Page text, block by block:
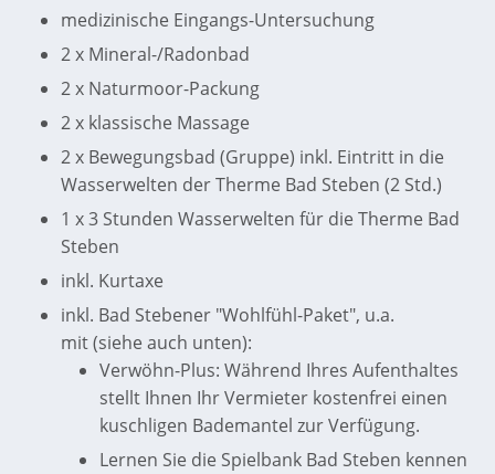
medizinische Eingangs-Untersuchung
2 x Mineral-/Radonbad
2 x Naturmoor-Packung
2 x klassische Massage
2 x Bewegungsbad (Gruppe) inkl. Eintritt in die
Wasserwelten der Therme Bad Steben (2 Std.)
1 x 3 Stunden Wasserwelten für die Therme Bad
Steben
inkl. Kurtaxe
inkl. Bad Stebener "Wohlfühl-Paket", u.a.
mit (siehe auch unten):
Verwöhn-Plus: Während Ihres Aufenthaltes
stellt Ihnen Ihr Vermieter kostenfrei einen
kuschligen Bademantel zur Verfügung.
Lernen Sie die Spielbank Bad Steben kennen